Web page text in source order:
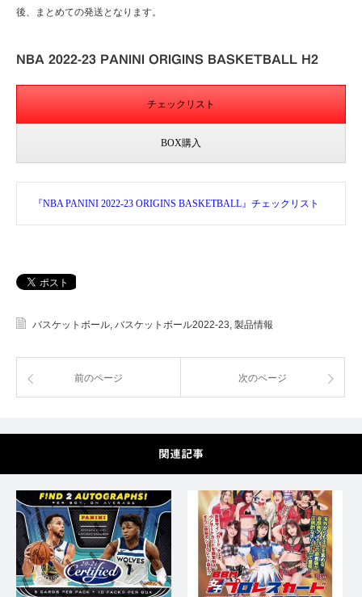
後、まとめての発送となります。
NBA 2022-23 PANINI ORIGINS BASKETBALL H2
チェックリスト
BOX購入
『NBA PANINI 2022-23 ORIGINS BASKETBALL』チェックリスト
バスケットボール, バスケットボール2022-23, 製品情報
前のページ 次のページ
関連記事